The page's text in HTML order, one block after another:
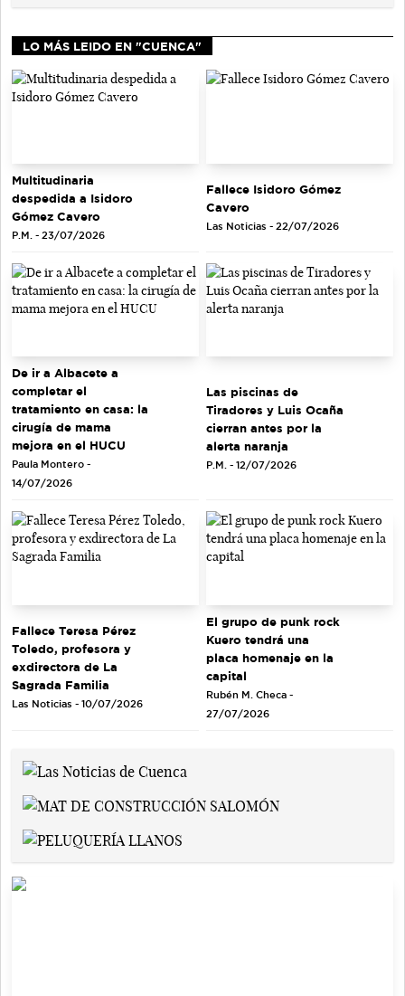
LO MÁS LEIDO EN "CUENCA"
Multitudinaria
despedida a Isidoro
Gómez Cavero
P.M. - 23/07/2026
Fallece Isidoro Gómez
Cavero
Las Noticias - 22/07/2026
De ir a Albacete a
completar el
tratamiento en casa: la
cirugía de mama
mejora en el HUCU
Paula Montero -
14/07/2026
Las piscinas de
Tiradores y Luis Ocaña
cierran antes por la
alerta naranja
P.M. - 12/07/2026
Fallece Teresa Pérez
Toledo, profesora y
exdirectora de La
Sagrada Familia
Las Noticias - 10/07/2026
El grupo de punk rock
Kuero tendrá una
placa homenaje en la
capital
Rubén M. Checa -
27/07/2026